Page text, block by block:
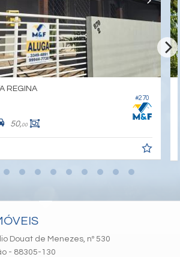
#270
REGINA
50,00
Douat de Menezes, nº 530
- 88305-130